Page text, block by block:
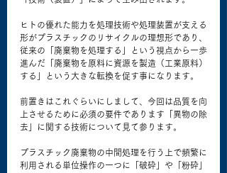
ヒトの優れた能力を処理技術や処理装置が支える
形がプラスチックのリサイクルの理想形であり、
従来の「廃棄物を処理する」という視点から一歩
進んだ「廃棄物を原料に資源を製造（工業原料）
する」という大きな転換を促す事になります。
前置きはこれぐらいにしまして、今回は品質を向
上させるために必須の要件であります「異物の除
去」に関する技術について見て参ります。
プラスチック廃棄物の中間処理を行う上で頻繁に
利用される単位操作の一つに「破砕」や「粉砕」